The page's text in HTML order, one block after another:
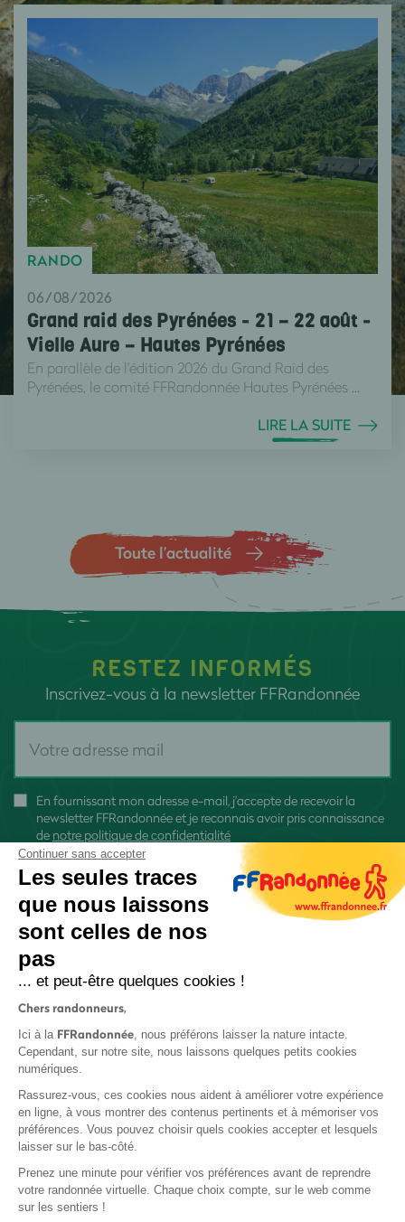
RANDO
06/08/2026
Grand raid des Pyrénées - 21 – 22 août -
Vielle Aure – Hautes Pyrénées
En parallèle de l'édition 2026 du Grand Raid des
Pyrénées, le comité FFRandonnée Hautes Pyrénées ...
LIRE LA SUITE
Toute l’actualité
RESTEZ INFORMÉS
Inscrivez-vous à la newsletter FFRandonnée
En fournissant mon adresse e-mail, j'accepte de recevoir la
newsletter FFRandonnée et je reconnais avoir pris connaissance
de notre politique de confidentialité
Protection des données
Politique de confidentialité
Continuer sans accepter
Les seules traces
que nous laissons
sont celles de nos
pas
... et peut-être quelques cookies !
Chers randonneurs,
Ici à la FFRandonnée, nous préférons laisser la nature intacte.
Cependant, sur notre site, nous laissons quelques petits cookies
numériques.
Rassurez-vous, ces cookies nous aident à améliorer votre expérience
en ligne, à vous montrer des contenus pertinents et à mémoriser vos
préférences. Vous pouvez choisir quels cookies accepter et lesquels
laisser sur le bas-côté.
Prenez une minute pour vérifier vos préférences avant de reprendre
votre randonnée virtuelle. Chaque choix compte, sur le web comme
sur les sentiers !